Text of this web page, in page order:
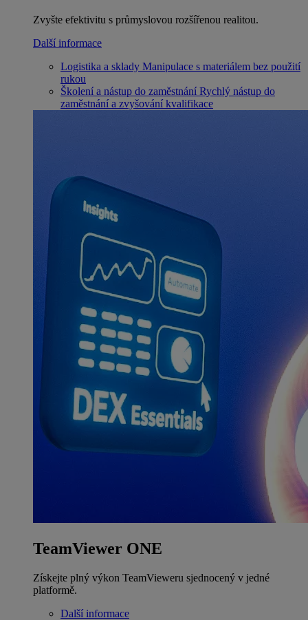
Zvyšte efektivitu s průmyslovou rozšířenou realitou.
Další informace
Logistika a sklady Manipulace s materiálem bez použití
rukou
Školení a nástup do zaměstnání Rychlý nástup do
zaměstnání a zvyšování kvalifikace
TeamViewer ONE
Získejte plný výkon TeamVieweru sjednocený v jedné
platformě.
Další informace